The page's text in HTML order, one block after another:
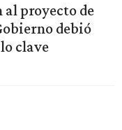
al proyecto de
debió
clave